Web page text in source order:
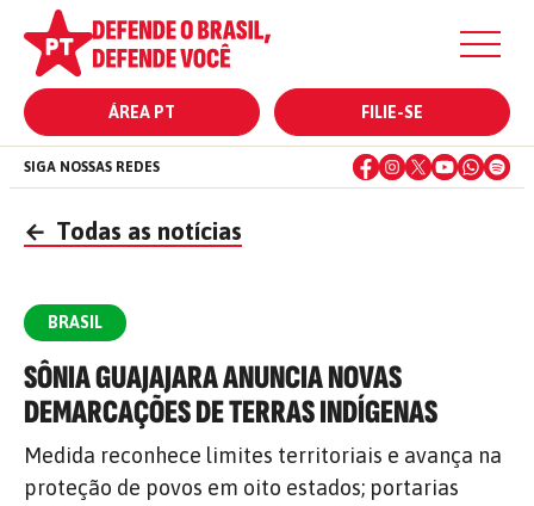
ÁREA PT FILIE-SE
SIGA NOSSAS REDES
← Todas as notícias
BRASIL
SÔNIA GUAJAJARA ANUNCIA NOVAS
DEMARCAÇÕES DE TERRAS INDÍGENAS
Medida reconhece limites territoriais e avança na
proteção de povos em oito estados; portarias